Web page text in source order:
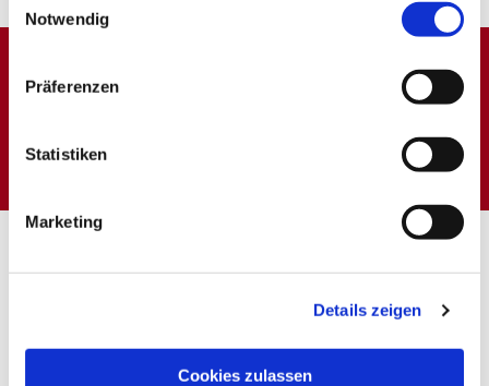
Notwendig
Präferenzen
Statistiken
Marketing
Details zeigen
Cookies zulassen
Dies könnte Sie auch